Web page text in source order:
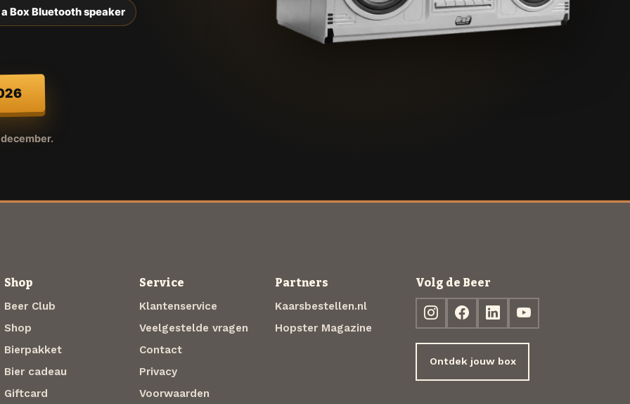
Box Bluetooth speaker
Shop
Beer Club
Shop
Bierpakket
Bier cadeau
Giftcard
Service
Klantenservice
Veelgestelde vragen
Contact
Privacy
Voorwaarden
Partners
Kaarsbestellen.nl
Hopster Magazine
Volg de Beer
Ontdek jouw box